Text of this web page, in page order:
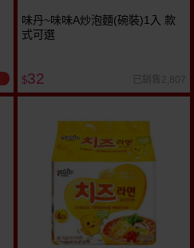
味丹~味味A炒泡麵(碗裝)1入 款
式可選
$32 已銷售2,807